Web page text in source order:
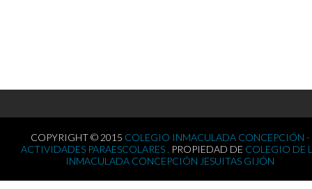
COPYRIGHT © 2015 COLEGIO INMACULADA CONCEPCIÓN -
ACTIVIDADES PARAESCOLARES . PROPIEDAD DE COLEGIO DE
INMACULADA CONCEPCIÓN JESUITAS GIJÓN